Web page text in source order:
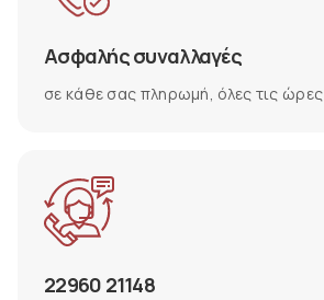
Ασφαλής συναλλαγές
σε κάθε σας πληρωμή, όλες τις ώρες
22960 21148